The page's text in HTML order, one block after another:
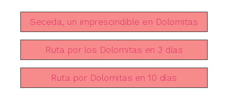
Seceda, un imprescindible en Dolomitas
Ruta por los Dolomitas en 3 días
Ruta por Dolomitas en 10 días